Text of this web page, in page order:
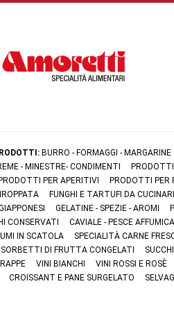
BURRO - FORMAGGI - MARGARINE
- MINESTRE- CONDIMENTI
PRODOTTI PER APERITIVI
PRODOTTI PER
FUNGHI E TARTUFI DA
GELATINE - SPEZIE - AROMI
CONSERVATI
CAVIALE - PESCE
IN SCATOLA
SPECIALITÀ CARNE
SORBETTI DI FRUTTA CONGELATI
VINI BIANCHI
VINI ROSSI E ROSÈ
CROISSANT E PANE SURGELATO